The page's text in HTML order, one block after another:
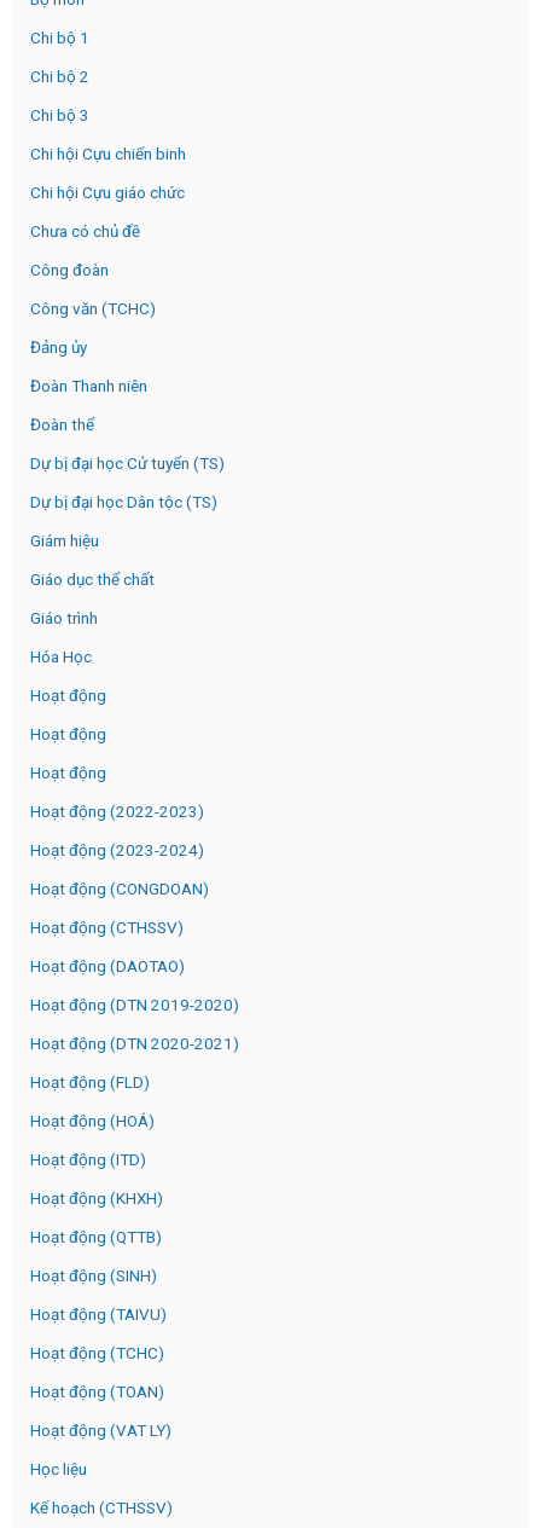
Chi bộ 1
Chi bộ 2
Chi bộ 3
Chi hội Cựu chiến binh
Chi hội Cựu giáo chức
Chưa có chủ đề
Công đoàn
Công văn (TCHC)
Đảng ủy
Đoàn Thanh niên
Đoàn thể
Dự bị đại học Cử tuyển (TS)
Dự bị đại học Dân tộc (TS)
Giám hiệu
Giáo dục thể chất
Giáo trình
Hóa Học
Hoạt động
Hoạt động
Hoạt động
Hoạt động (2022-2023)
Hoạt động (2023-2024)
Hoạt động (CONGDOAN)
Hoạt động (CTHSSV)
Hoạt động (DAOTAO)
Hoạt động (DTN 2019-2020)
Hoạt động (DTN 2020-2021)
Hoạt động (FLD)
Hoạt động (HOÁ)
Hoạt động (ITD)
Hoạt động (KHXH)
Hoạt động (QTTB)
Hoạt động (SINH)
Hoạt động (TAIVU)
Hoạt động (TCHC)
Hoạt động (TOAN)
Hoạt động (VAT LY)
Học liệu
Kế hoạch (CTHSSV)